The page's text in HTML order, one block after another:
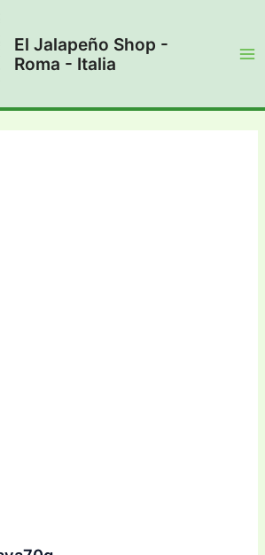
El Jalapeño Shop -
Roma - Italia